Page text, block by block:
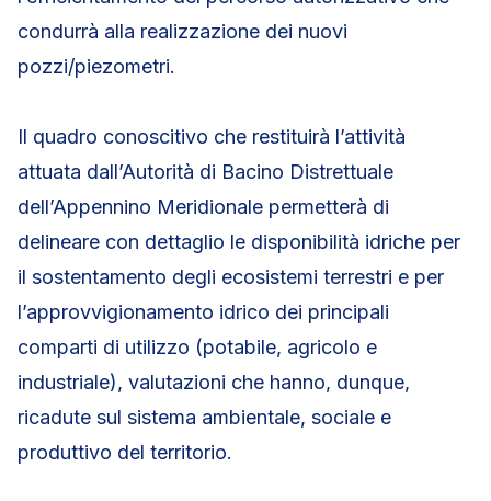
condurrà alla realizzazione dei nuovi
pozzi/piezometri.
Il quadro conoscitivo che restituirà l’attività
attuata dall’Autorità di Bacino Distrettuale
dell’Appennino Meridionale permetterà di
delineare con dettaglio le disponibilità idriche per
il sostentamento degli ecosistemi terrestri e per
l’approvvigionamento idrico dei principali
comparti di utilizzo (potabile, agricolo e
industriale), valutazioni che hanno, dunque,
ricadute sul sistema ambientale, sociale e
produttivo del territorio.